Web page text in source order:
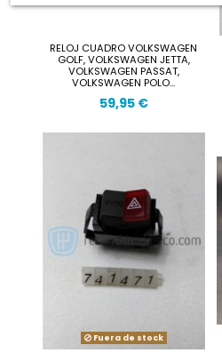
RELOJ CUADRO VOLKSWAGEN
GOLF, VOLKSWAGEN JETTA,
VOLKSWAGEN PASSAT,
VOLKSWAGEN POLO...
59,95 €
Fuera de stock